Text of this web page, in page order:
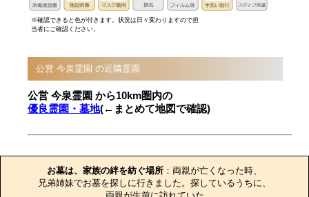
※確認できると色が付きます。状況は日々変わりますので担
当者にご確認ください。
公営 今泉霊園 の近隣霊園
公営 今泉霊園 から10km圏内の
優良霊園・墓地(←まとめて地図で確認)
お墓は、家族の絆を紡ぐ場所 ：両親が亡くなった時、
兄弟姉妹でお墓を探しに行きました。探しているうちに、